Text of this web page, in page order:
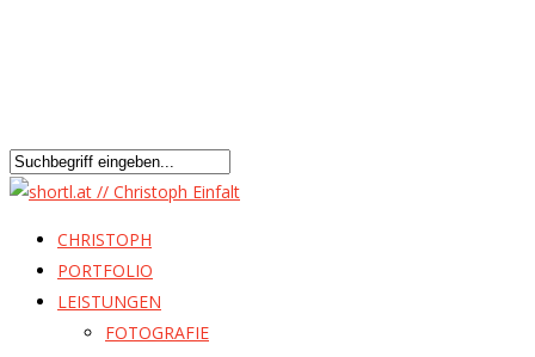
CHRISTOPH
PORTFOLIO
LEISTUNGEN
FOTOGRAFIE